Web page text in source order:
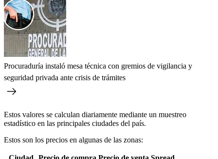
Procuraduría instaló mesa técnica con gremios de vigilancia y
seguridad privada ante crisis de trámites
Estos valores se calculan diariamente mediante un muestreo
estadístico en las principales ciudades del país.
Estos son los precios en algunas de las zonas: